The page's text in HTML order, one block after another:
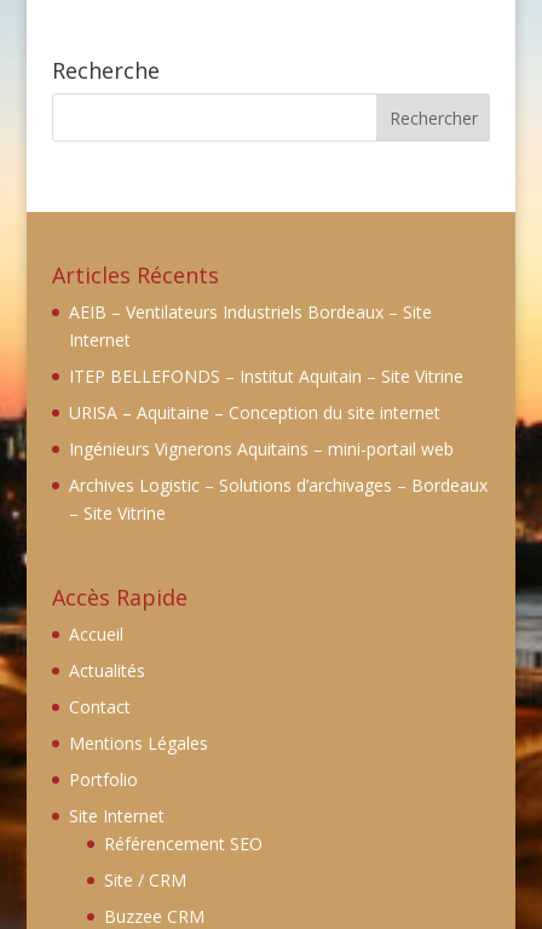
Recherche
Articles Récents
AEIB – Ventilateurs Industriels Bordeaux – Site
Internet
ITEP BELLEFONDS – Institut Aquitain – Site Vitrine
URISA – Aquitaine – Conception du site internet
Ingénieurs Vignerons Aquitains – mini-portail web
Archives Logistic – Solutions d’archivages – Bordeaux
– Site Vitrine
Accès Rapide
Accueil
Actualités
Contact
Mentions Légales
Portfolio
Site Internet
Référencement SEO
Site / CRM
Buzzee CRM